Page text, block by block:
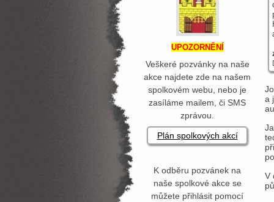
a
V
UPOZORNĚNÍ
Veškeré pozvánky na naše
akce najdete zde na našem
spolkovém webu, nebo je
zasíláme mailem, či SMS
zprávou.
Plán spolkových akcí
K odběru pozvánek na
naše spolkové akce se
můžete přihlásit pomocí